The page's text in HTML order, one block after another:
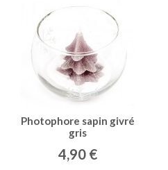
Photophore sapin givré
gris
4,90 €